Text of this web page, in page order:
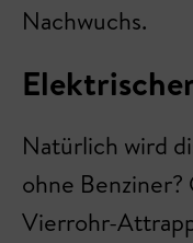
Nachwuchs.
Natürlich wird
ohne Benziner?
Vierrohr-